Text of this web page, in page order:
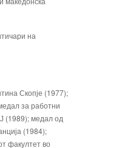
на
Скопје (1977);
за работни
(1989); медал од
(1984);
факултет во